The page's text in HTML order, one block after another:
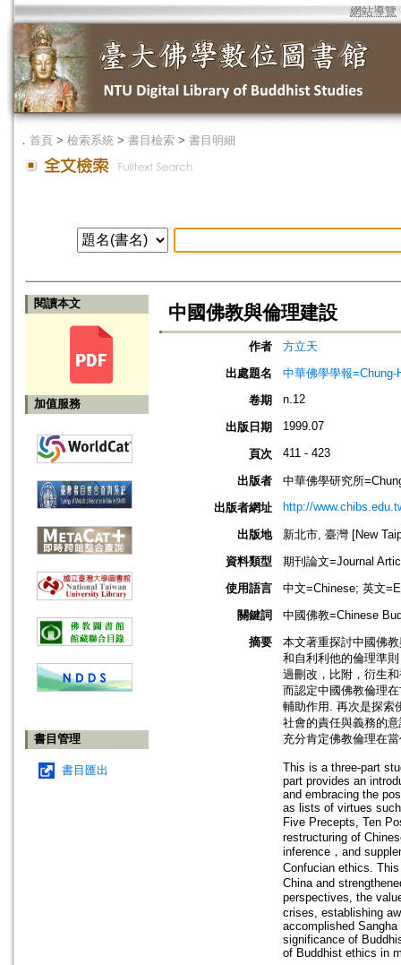
網站導覽
． 首頁 > 檢索系統 > 書目檢索 > 書目明細
閱讀本文
加值服務
書目管理
書目匯出
中國佛教與倫理建設
作者
方立天
出處題名
中華佛學學報
卷期
n.12
出版日期 1999.07
頁次 411 - 423
出版者
中華佛學研究所
出版者網址
http://
出版地
新北市, 臺灣 [New
資料類型
期刊論文=Journal
使用語言
中文=Chinese; 英文
關鍵詞
中國佛教=Chinese
摘要
本文著重探討中國佛
和自利利他的倫理準
過刪改，比附，衍生
而認定中國佛教倫理
輔助作用. 再次是探索
社會的責任與義務的
充分肯定佛教倫理在
This is a three-part
part provides an
and embracing the
as lists of virtues
Five Precepts, Ten
restructuring of
inference，and
Confucian ethics.
China and
perspectives, the
crises, establishing
accomplished
significance of
of Buddhist ethics in